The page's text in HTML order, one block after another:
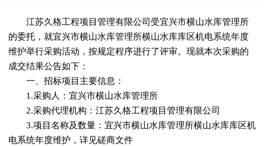
江苏久格工程项目管理有限公司受宜兴市横山水库管理所
的委托，就宜兴市横山水库管理所横山水库库区机电系统年度
维护举行采购活动，按规定程序进行了评审。现就本次采购的
成交结果公告如下：
一、招标项目主要信息：
1.采购人：宜兴市横山水库管理所
2.采购代理机构：江苏久格工程项目管理有限公司
3.项目名称及数量：宜兴市横山水库管理所横山水库库区机
电系统年度维护，详见磋商文件